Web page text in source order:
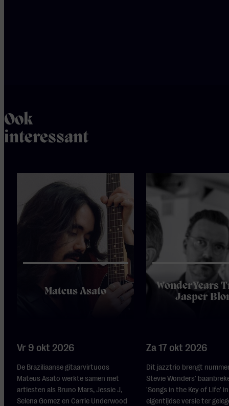
Ook
interessant
Mateus Asato
Vr 9 okt 2026
De Braziliaanse gitaarvirtuoos
Mateus Asato werkte samen met
artiesten als Bruno Mars, Jessie J,
Selena Gomez en Carrie Underwood
WonderYears
Jasper
Za 17 okt 2026
Dit jazztrio brengt
Stevie Wonders'
'Songs in the Key of Life'
eigentijdse versie ter